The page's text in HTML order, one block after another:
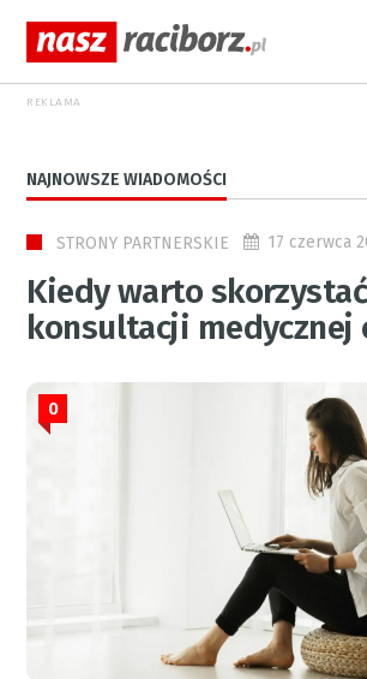
REKLAMA
NAJNOWSZE WIADOMOŚCI
STRONY PARTNERSKIE 17 czerwca
Kiedy warto
konsultacji medycznej
0